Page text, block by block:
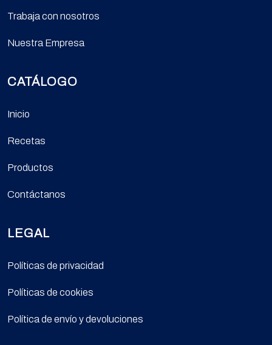
Trabaja con nosotros
Nuestra Empresa
CATÁLOGO
Inicio
Recetas
Productos
Contáctanos
LEGAL
Políticas de privacidad
Políticas de cookies
Política de envío y devoluciones